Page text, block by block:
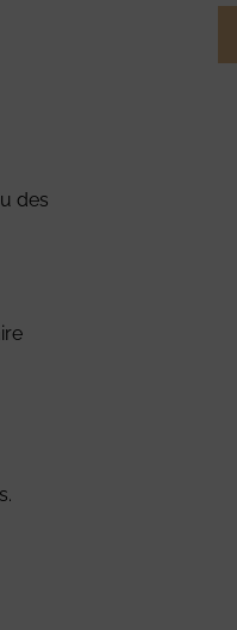
des